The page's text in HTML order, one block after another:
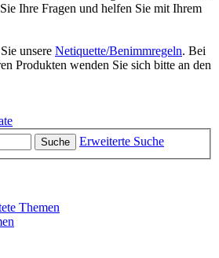
Ihre Fragen und helfen Sie mit Ihrem
unsere Netiquette/Benimmregeln. Bei
Produkten wenden Sie sich bitte an den
Suche Erweiterte Suche
Themen